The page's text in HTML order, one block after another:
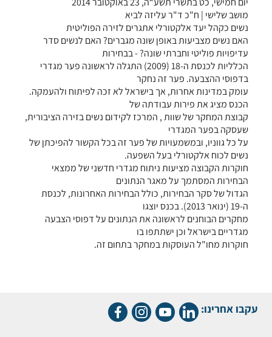
מושב שלישי | ח"כ ד"ר עליזה לביא
נשים כקהל יעד אלקטורלי אתגרים לזירה הפוליטית
האם נשים מצביעות באופן שונה מגברים? האם לנשים סדר
עדיפויות פוליטי וחברתי שונה? - בבחירות
הכלליות לכנסת ה-18 (2009) התגלה לראשונה פער מגדרי
בדפוסי ההצבעה. פער זה נחקר
עומק במדינות אחרות, אך בישראל לא זכה לפיתוח ולהעמקה.
הכנס מציג את פירות עבודתה של
קבוצת המחקר של שוות , המרכז לקידום נשים בזירה הציבורית,
שעסקה בפער המגדרי
על כל גווניו, ובמשמעויות של פער זה בכל הקשור להפיכתן של
נשים לכוח אלקטורלי בעל השפעה.
חוקרות הקבוצה מציעות ניתוח מגדרי חדשני של ממצאי
הבחירות המסתמך על מאגר הנתונים
הגדול של סקר הבחירות, כולל הבחירות האחרונות, לכנסת
ה-19 (ינואר 2013). בכנס יוצגו
מחקרים הבוחנים לראשונה את הנתונים על דפוסי הצבעה
מגדריים בישראל וכן ישתתפו בו
חוקרות מחו"ל העוסקות במחקר בתחום זה.
עקבו אחרינו: